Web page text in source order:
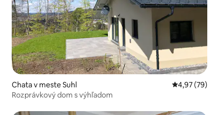
Chata v meste Suhl Priemerné
4,97 (79)
Rozprávkový dom s výhľadom